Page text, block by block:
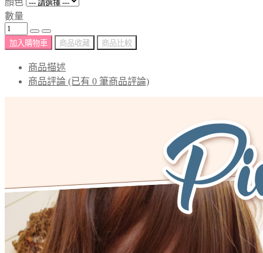
顏色
數量
加入購物車 商品收藏 商品比較
商品描述
商品評論 (已有 0 筆商品評論)